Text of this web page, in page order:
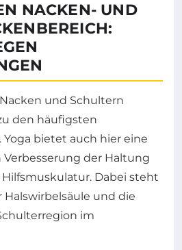
NACKEN- UND
und Schultern
den häufigsten
bietet auch hier eine
der Haltung
Dabei steht
und die
im